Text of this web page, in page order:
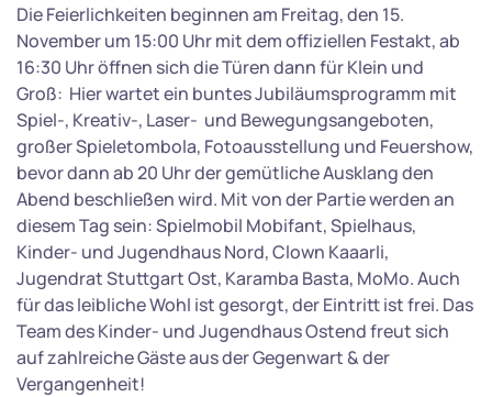
Die Feierlichkeiten beginnen am Freitag, den 15.
November um 15:00 Uhr mit dem offiziellen Festakt, ab
16:30 Uhr öffnen sich die Türen dann für Klein und
Groß: Hier wartet ein buntes Jubiläumsprogramm mit
Spiel-, Kreativ-, Laser- und Bewegungsangeboten,
großer Spieletombola, Fotoausstellung und Feuershow,
bevor dann ab 20 Uhr der gemütliche Ausklang den
Abend beschließen wird. Mit von der Partie werden an
diesem Tag sein: Spielmobil Mobifant, Spielhaus,
Kinder- und Jugendhaus Nord, Clown Kaaarli,
Jugendrat Stuttgart Ost, Karamba Basta, MoMo. Auch
für das leibliche Wohl ist gesorgt, der Eintritt ist frei. Das
Team des Kinder- und Jugendhaus Ostend freut sich
auf zahlreiche Gäste aus der Gegenwart & der
Vergangenheit!